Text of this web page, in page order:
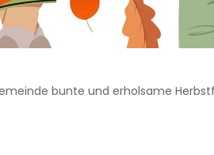
bunte und erholsame